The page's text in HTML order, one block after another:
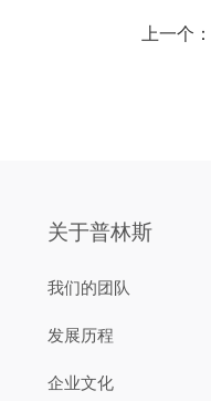
上一个：
关于普林斯
我们的团队
发展历程
企业文化